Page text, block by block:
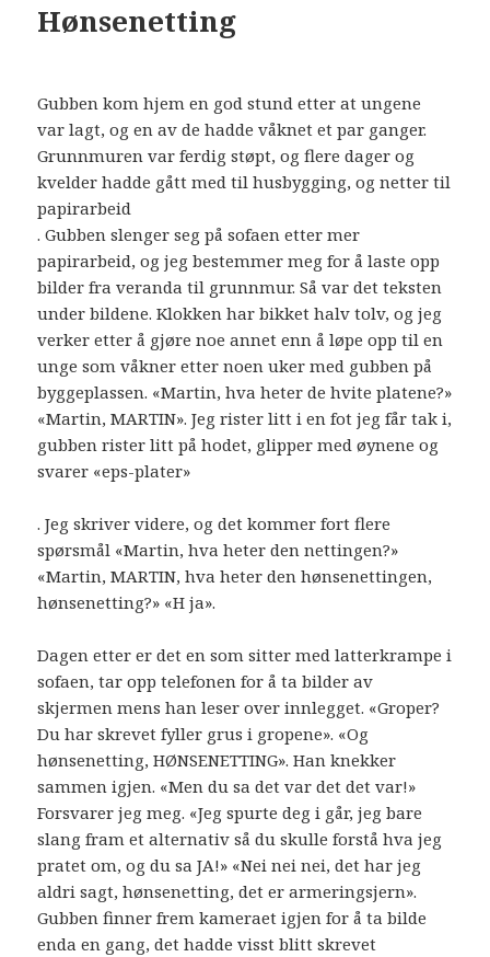
Hønsenetting
Gubben kom hjem en god stund etter at ungene
var lagt, og en av de hadde våknet et par ganger.
Grunnmuren var ferdig støpt, og flere dager og
kvelder hadde gått med til husbygging, og netter til
papirarbeid
. Gubben slenger seg på sofaen etter mer
papirarbeid, og jeg bestemmer meg for å laste opp
bilder fra veranda til grunnmur. Så var det teksten
under bildene. Klokken har bikket halv tolv, og jeg
verker etter å gjøre noe annet enn å løpe opp til en
unge som våkner etter noen uker med gubben på
byggeplassen. «Martin, hva heter de hvite platene?»
«Martin, MARTIN». Jeg rister litt i en fot jeg får tak i,
gubben rister litt på hodet, glipper med øynene og
svarer «eps-plater»
. Jeg skriver videre, og det kommer fort flere
spørsmål «Martin, hva heter den nettingen?»
«Martin, MARTIN, hva heter den hønsenettingen,
hønsenetting?» «H ja».
Dagen etter er det en som sitter med latterkrampe i
sofaen, tar opp telefonen for å ta bilder av
skjermen mens han leser over innlegget. «Groper?
Du har skrevet fyller grus i gropene». «Og
hønsenetting, HØNSENETTING». Han knekker
sammen igjen. «Men du sa det var det det var!»
Forsvarer jeg meg. «Jeg spurte deg i går, jeg bare
slang fram et alternativ så du skulle forstå hva jeg
pratet om, og du sa JA!» «Nei nei nei, det har jeg
aldri sagt, hønsenetting, det er armeringsjern».
Gubben finner frem kameraet igjen for å ta bilde
enda en gang, det hadde visst blitt skrevet